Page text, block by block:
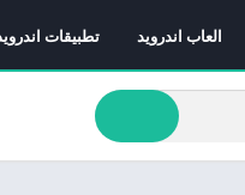
العاب اندرويد تطبيقات